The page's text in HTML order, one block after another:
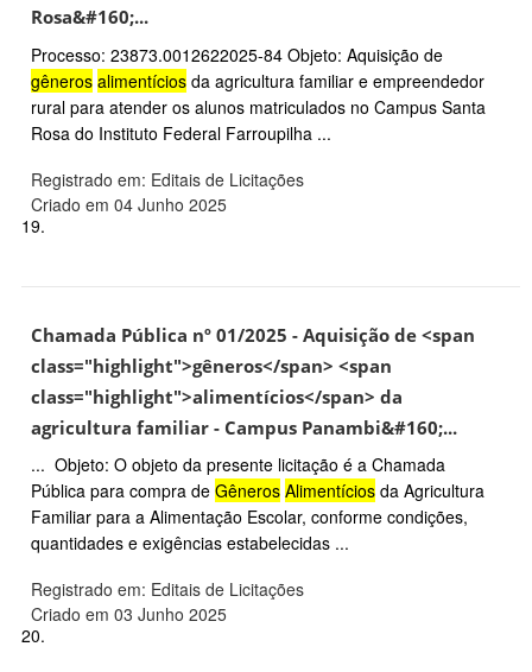
Rosa&#160;...
Processo: 23873.0012622025-84 Objeto: Aquisição de
gêneros alimentícios da agricultura familiar e empreendedor
rural para atender os alunos matriculados no Campus Santa
Rosa do Instituto Federal Farroupilha ...
Registrado em: Editais de Licitações
Criado em 04 Junho 2025
19.
Chamada Pública nº 01/2025 - Aquisição de <span
class="highlight">gêneros</span> <span
class="highlight">alimentícios</span> da
agricultura familiar - Campus Panambi&#160;...
... Objeto: O objeto da presente licitação é a Chamada
Pública para compra de Gêneros Alimentícios da Agricultura
Familiar para a Alimentação Escolar, conforme condições,
quantidades e exigências estabelecidas ...
Registrado em: Editais de Licitações
Criado em 03 Junho 2025
20.